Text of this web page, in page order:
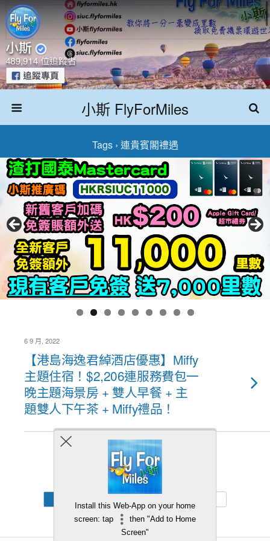
小斯 FlyForMiles
Tags › 連貴賓閣禮遇
6 9 月, 2022
【港島海逸君綽酒店優惠】Miffy
主題住宿！$2,206連服務費包一
晚主題海景房 + 雙人早餐 + 主
題雙人下午茶 + Miffy禮品！
Back to top
Install this Web-App on your home
screen: tap
then "Add to Home
Screen"